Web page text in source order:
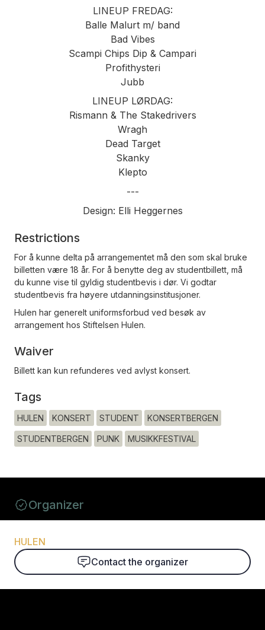
LINEUP FREDAG:
Balle Malurt m/ band
Bad Vibes
Scampi Chips Dip & Campari
Profithysteri
Jubb
LINEUP LØRDAG:
Rismann & The Stakedrivers
Wragh
Dead Target
Skanky
Klepto
---
Design: Elli Heggernes
Restrictions
For å kunne delta på arrangementet må den som skal bruke
billetten være 18 år. For å benytte deg av studentbillett, må
du kunne vise til gyldig studentbevis i dør. Vi godtar
studentbevis fra høyere utdanningsinstitusjoner.
Hulen har generelt uniformsforbud ved besøk av
arrangement hos Stiftelsen Hulen.
Waiver
Billett kan kun refunderes ved avlyst konsert.
Tags
HULEN KONSERT STUDENT KONSERTBERGEN
STUDENTBERGEN PUNK MUSIKKFESTIVAL
Organizer
HULEN
Contact the organizer